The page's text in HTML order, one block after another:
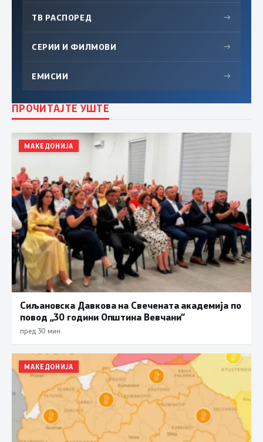
ТВ РАСПОРЕД →
СЕРИИ И ФИЛМОВИ →
ЕМИСИИ →
ПРОЧИТАЈТЕ УШТЕ
МАКЕДОНИЈА
Сиљановска Давкова на Свечената академија по
повод „30 години Општина Вевчани“
пред 30 мин.
МАКЕДОНИЈА